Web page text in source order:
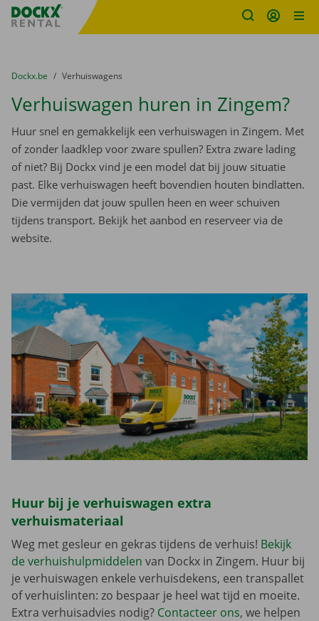
Fratello DEMO
U bevindt zich hier:
van
Dockx.be naar
Verhuiswagens
Verhuiswagen huren in Zingem?
Huur snel en gemakkelijk een verhuiswagen in Zingem. Met
of zonder laadklep voor zware spullen? Extra zware lading
of niet? Bij Dockx vind je een model dat bij jouw situatie
past. Elke verhuiswagen heeft bovendien houten bindlatten.
Die vermijden dat jouw spullen heen en weer schuiven
tijdens transport. Bekijk het aanbod en reserveer via de
website.
Huur bij je verhuiswagen extra
verhuismateriaal
Weg met gesleur en gekras tijdens de verhuis! Bekijk
de verhuishulpmiddelen van Dockx in Zingem. Huur bij
je verhuiswagen enkele verhuisdekens, een transpallet
of verhuislinten: zo bespaar je heel wat tijd en moeite.
Extra verhuisadvies nodig? Contacteer ons, we helpen